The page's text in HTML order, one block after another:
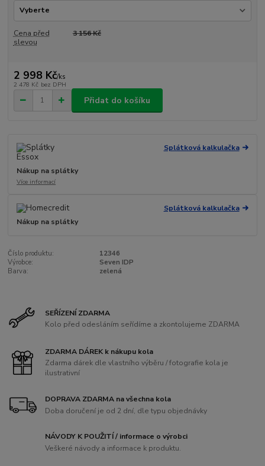
Cena před
slevou
3 156 Kč
2 998 Kč/ks
2 478 Kč bez DPH
Přidat do košíku
Splátková kalkulačka
Nákup na splátky
Více informací
Splátková kalkulačka
Nákup na splátky
Číslo produktu:
12346
Výrobce:
Seven IDP
Barva:
zelená
SEŘÍZENÍ ZDARMA
Kolo před odesláním seřídíme a zkontolujeme ZDARMA
ZDARMA DÁREK k nákupu kola
Zdarma dárek dle vlastního výběru / fotografie kola je
ilustrativní
DOPRAVA ZDARMA na všechna kola
Doba doručení je od 2 dní, dle typu objednávky
NÁVODY K POUŽITÍ / informace o výrobci
Veškeré návody a informace k produktu.